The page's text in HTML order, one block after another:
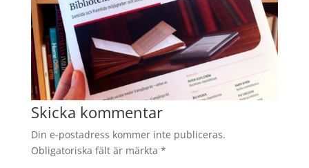
Skicka kommentar
Din e-postadress kommer inte publiceras.
Obligatoriska fält är märkta *